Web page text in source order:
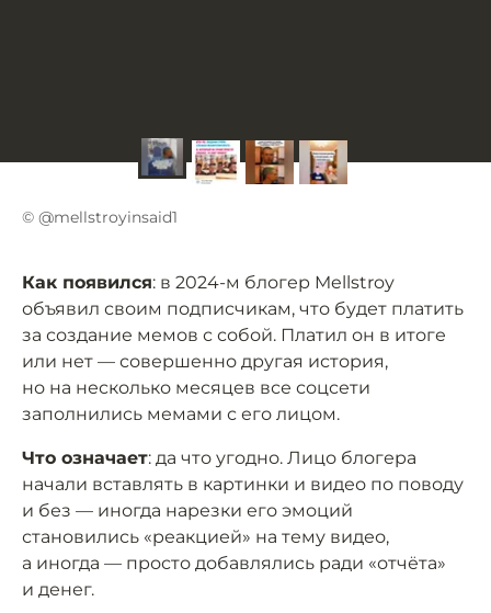
© @mellstroyinsaid1
Как появился: в 2024-м блогер Mellstroy
объявил своим подписчикам, что будет платить
за создание мемов с собой. Платил он в итоге
или нет — совершенно другая история,
но на несколько месяцев все соцсети
заполнились мемами с его лицом.
Что означает: да что угодно. Лицо блогера
начали вставлять в картинки и видео по поводу
и без — иногда нарезки его эмоций
становились «реакцией» на тему видео,
а иногда — просто добавлялись ради «отчёта»
и денег.